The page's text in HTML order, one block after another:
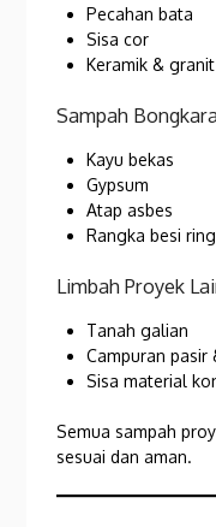
Pecahan bata
Sisa cor
Keramik & granit
Sampah
Kayu bekas
Gypsum
Atap asbes
Rangka besi
Limbah Proyek
Tanah galian
Campuran pasir
Sisa material
Semua sampah
sesuai dan aman.